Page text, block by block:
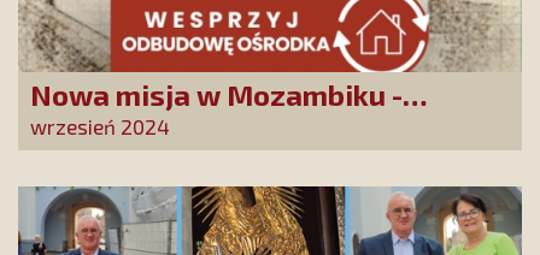
Nowa misja w Mozambiku -
wesprzyj remont centrum
duszpasterskiego!
wrzesień 2024